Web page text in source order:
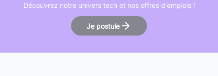
Découvrez notre univers tech et nos offres d'emplois !
Je postule